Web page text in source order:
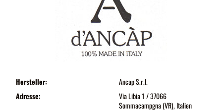
Hersteller:
Ancap S.r.l.
Adresse:
Via Libia 1 / 37066
Sommacampgna (VR), Italien